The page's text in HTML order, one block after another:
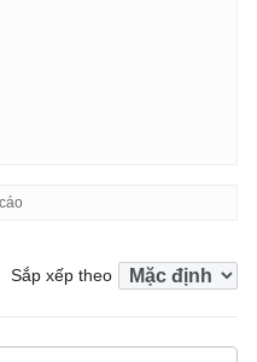
Sắp xếp theo